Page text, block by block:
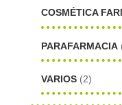
COSMÉTICA
PARAFARMACIA
VARIOS (2)